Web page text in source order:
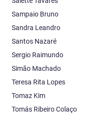
Sampaio Bruno
Sandra Leandro
Santos Nazaré
Sergio Raimundo
Simão Machado
Teresa Rita Lopes
Tomaz Kim
Tomás Ribeiro Colaço